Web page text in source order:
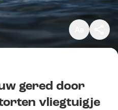
Groot
gered door
vliegtuigje